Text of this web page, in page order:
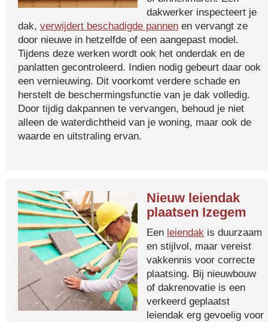
dakwerker inspecteert je
dak, verwijdert beschadigde pannen en vervangt ze
door nieuwe in hetzelfde of een aangepast model.
Tijdens deze werken wordt ook het onderdak en de
panlatten gecontroleerd. Indien nodig gebeurt daar ook
een vernieuwing. Dit voorkomt verdere schade en
herstelt de beschermingsfunctie van je dak volledig.
Door tijdig dakpannen te vervangen, behoud je niet
alleen de waterdichtheid van je woning, maar ook de
waarde en uitstraling ervan.
Nieuw leiendak
plaatsen Izegem
Een leiendak is duurzaam
en stijlvol, maar vereist
vakkennis voor correcte
plaatsing. Bij nieuwbouw
of dakrenovatie is een
verkeerd geplaatst
leiendak erg gevoelig voor